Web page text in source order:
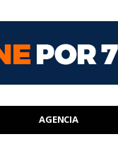
AGENCIA